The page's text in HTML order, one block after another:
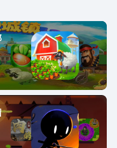
制的怪物守卫军团，或与其
开资源争夺战；局内成长：
者其他萌兽小队成员，都可
，越战越勇，越战越强；策
随机掉落撤离点，可直接撤
角色专属技能和随机技能搭
角色，挑战BOSS后撤离。
技玩法】快节奏对战：单局
分钟内，支持单人至三人小
移动端碎片化体验；深度养
养角色升星和装备升级，带
化和装备数值提升的双向成